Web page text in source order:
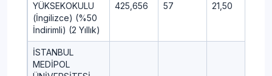
YÜKSEKOKULU
(İngilizce) (%50
İndirimli) (2 Yıllık)
425,656 57 21,50
İSTANBUL
MEDİPOL